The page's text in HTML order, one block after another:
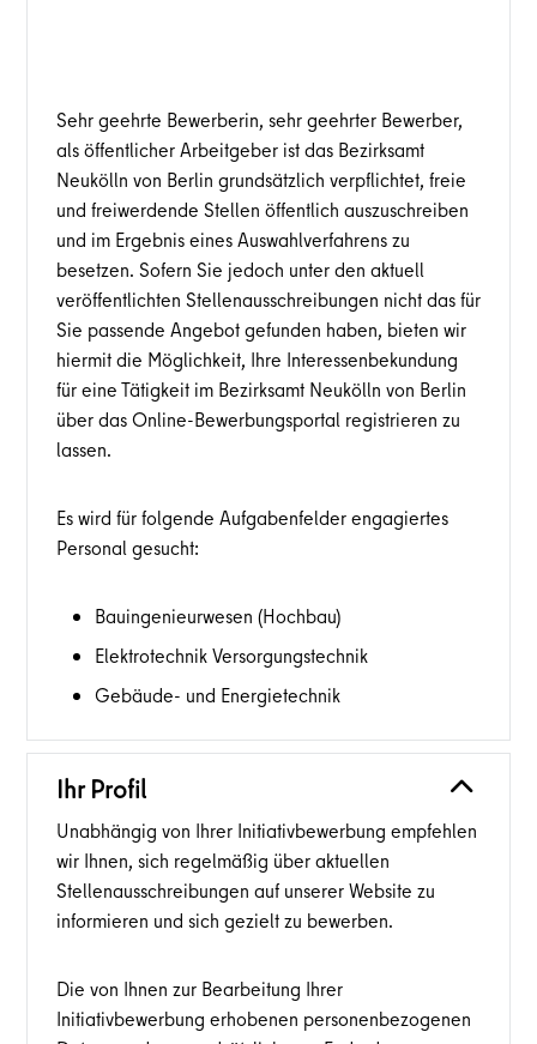
Sehr geehrte Bewerberin, sehr geehrter Bewerber,
als öffentlicher Arbeitgeber ist das Bezirksamt
Neukölln von Berlin grundsätzlich verpflichtet, freie
und freiwerdende Stellen öffentlich auszuschreiben
und im Ergebnis eines Auswahlverfahrens zu
besetzen. Sofern Sie jedoch unter den aktuell
veröffentlichten Stellenausschreibungen nicht das für
Sie passende Angebot gefunden haben, bieten wir
hiermit die Möglichkeit, Ihre Interessenbekundung
für eine Tätigkeit im Bezirksamt Neukölln von Berlin
über das Online-Bewerbungsportal registrieren zu
lassen.
Es wird für folgende Aufgabenfelder engagiertes
Personal gesucht:
Bauingenieurwesen (Hochbau)
Elektrotechnik Versorgungstechnik
Gebäude- und Energietechnik
Ihr Profil
Unabhängig von Ihrer Initiativbewerbung empfehlen
wir Ihnen, sich regelmäßig über aktuellen
Stellenausschreibungen auf unserer Website zu
informieren und sich gezielt zu bewerben.
Die von Ihnen zur Bearbeitung Ihrer
Initiativbewerbung erhobenen personenbezogenen